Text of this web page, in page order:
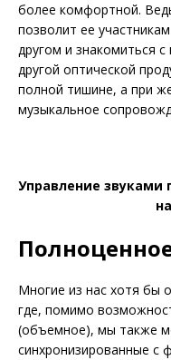
более комфортной.
позволит ее
другом и знакомиться
другой оптической
полной тишине, а при
музыкальное
Управление звуками
Многие из нас хотя бы
где, помимо
(объемное), мы также
синхронизированные с